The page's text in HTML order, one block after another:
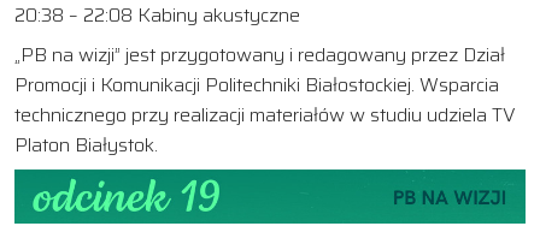
20:38 – 22:08 Kabiny akustyczne
„PB na wizji” jest przygotowany i redagowany przez Dział
Promocji i Komunikacji Politechniki Białostockiej. Wsparcia
technicznego przy realizacji materiałów w studiu udziela TV
Platon Białystok.